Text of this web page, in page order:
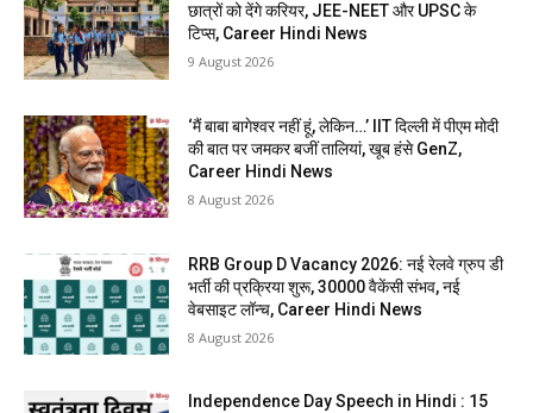
छात्रों को देंगे करियर, JEE-NEET और UPSC के
टिप्स, Career Hindi News
9 August 2026
‘मैं बाबा बागेश्वर नहीं हूं, लेकिन…’ IIT दिल्ली में पीएम मोदी
की बात पर जमकर बजीं तालियां, खूब हंसे GenZ,
Career Hindi News
8 August 2026
RRB Group D Vacancy 2026: नई रेलवे ग्रुप डी
भर्ती की प्रक्रिया शुरू, 30000 वैकेंसी संभव, नई
वेबसाइट लॉन्च, Career Hindi News
8 August 2026
Independence Day Speech in Hindi : 15